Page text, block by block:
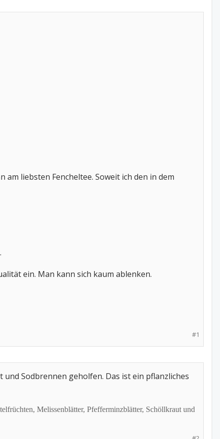
liebsten Fencheltee. Soweit ich den in dem
ein. Man kann sich kaum ablenken.
#1
Sodbrennen geholfen. Das ist ein pflanzliches
Melissenblätter, Pfefferminzblätter, Schöllkraut und